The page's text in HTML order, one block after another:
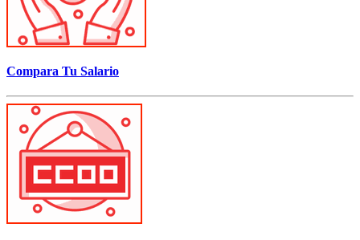
Compara Tu Salario